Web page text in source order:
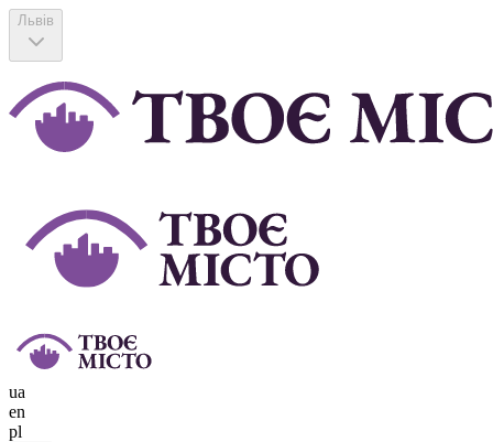
Львів
ua
en
pl